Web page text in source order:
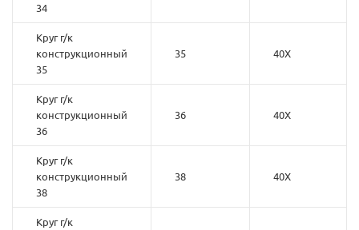
34
Круг г/к
конструкционный
35
35 40Х
Круг г/к
конструкционный
36
36 40Х
Круг г/к
конструкционный
38
38 40Х
Круг г/к